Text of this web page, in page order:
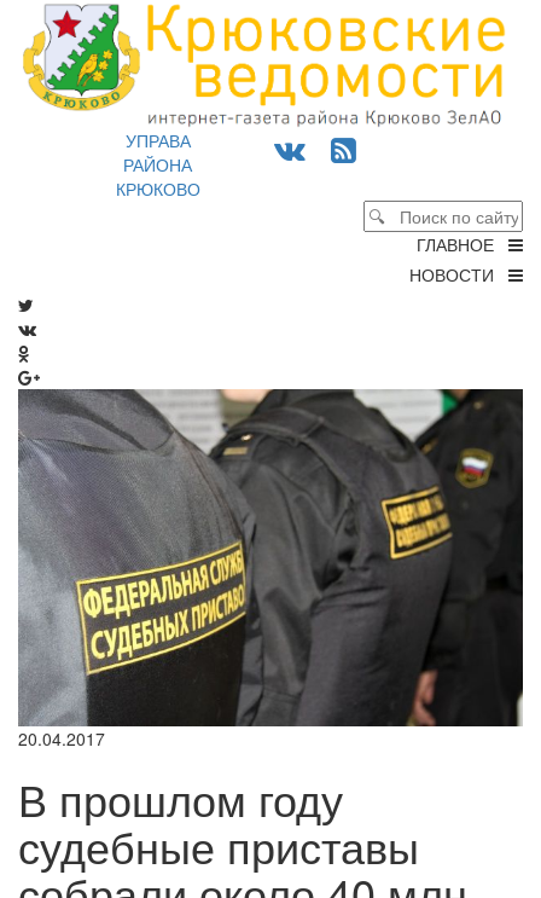
УПРАВА
РАЙОНА
КРЮКОВО
ГЛАВНОЕ
НОВОСТИ
20.04.2017
В прошлом году
судебные приставы